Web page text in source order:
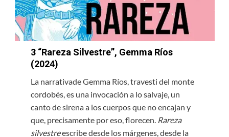
3 “Rareza Silvestre”, Gemma Ríos
(2024)
La narrativade Gemma Ríos, travesti del monte
cordobés, es una invocación a lo salvaje, un
canto de sirena a los cuerpos que no encajan y
que, precisamente por eso, florecen. Rareza
silvestreescribe desde los márgenes, desde la